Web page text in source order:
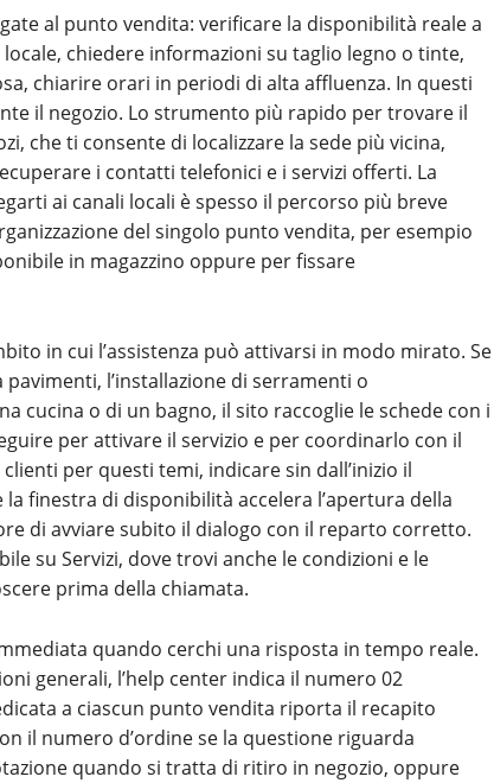
al punto vendita: verificare la disponibilità reale a
chiedere informazioni su taglio legno o tinte,
chiarire orari in periodi di alta affluenza. In questi
il negozio. Lo strumento più rapido per trovare il
che ti consente di localizzare la sede più vicina,
i contatti telefonici e i servizi offerti. La
ai canali locali è spesso il percorso più breve
del singolo punto vendita, per esempio
in magazzino oppure per fissare
in cui l’assistenza può attivarsi in modo mirato. Se
l’installazione di serramenti o
cucina o di un bagno, il sito raccoglie le schede con i
per attivare il servizio e per coordinarlo con il
per questi temi, indicare sin dall’inizio il
finestra di disponibilità accelera l’apertura della
di avviare subito il dialogo con il reparto corretto.
su Servizi, dove trovi anche le condizioni e le
prima della chiamata.
quando cerchi una risposta in tempo reale.
generali, l’help center indica il numero 02
a ciascun punto vendita riporta il recapito
il numero d’ordine se la questione riguarda
quando si tratta di ritiro in negozio, oppure